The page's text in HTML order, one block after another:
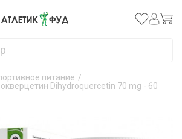
питание /
Dihydroquercetin 70 mg - 60